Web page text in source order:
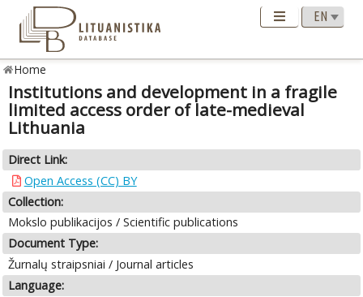
Home
Institutions and development in a fragile
limited access order of late-medieval
Lithuania
Direct Link:
Open Access (CC) BY
Collection:
Mokslo publikacijos / Scientific publications
Document Type:
Žurnalų straipsniai / Journal articles
Language: